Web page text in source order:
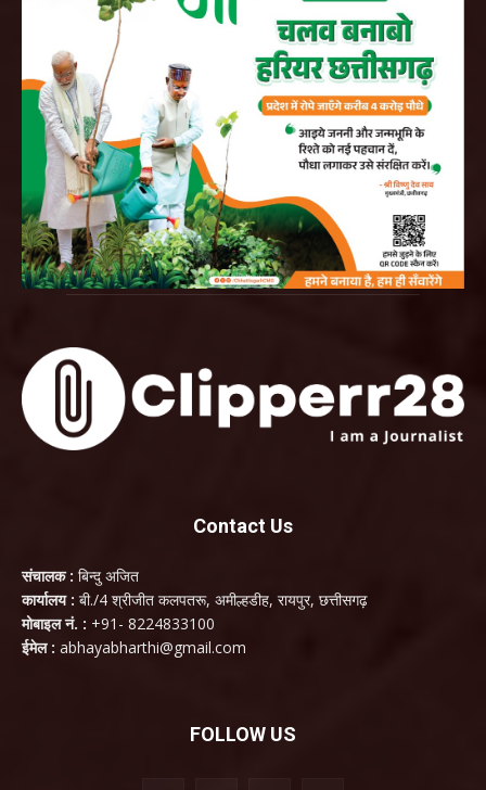
Contact Us
संचालक : बिन्दु अजित
कार्यालय : बी./4 श्रीजीत कलपतरू, अमील्हडीह, रायपुर, छत्तीसगढ़
मोबाइल नं. : +91- 8224833100
ईमेल : abhayabharthi@gmail.com
FOLLOW US